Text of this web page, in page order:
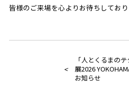
皆様のご来場を心よりお待ちしており
<
「人とくるまの
展2026
お知らせ